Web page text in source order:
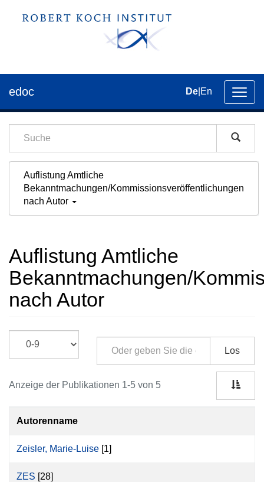
der
edoc De En
Auflistung Amtliche
Bekanntmachungen/Kommissionsveröffentlichungen
nach Autor
Auflistung Amtliche
Bekanntmachungen/
nach Autor
Los
Anzeige der Publikationen 1-5 von 5
Autorenname
Zeisler, Marie-Luise [1]
ZES [28]